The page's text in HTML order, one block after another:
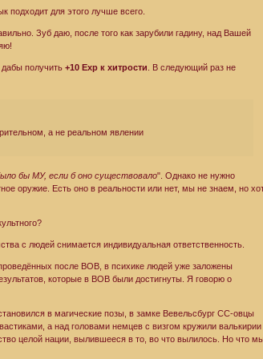
подходит для этого лучше всего.
Зуб даю, после того как зарубили гадину, над Вашей
дабы получить+10 Exp к хитрости. В следующий раз не
а не реальном явлении
бы МУ, если б оно существовало". Однако не нужно
оружие. Есть оно в реальности или нет, мы не знаем, но
с людей снимается индивидуальная ответственность.
после ВОВ, в психике людей уже заложены
которые в ВОВ были достигнуты. Я говорю о
в магические позы, в замке Вевельсбург СС-овцы
а над головами немцев с визгом кружили валькирии
целой нации, вылившееся в то, во что вылилось. Но что